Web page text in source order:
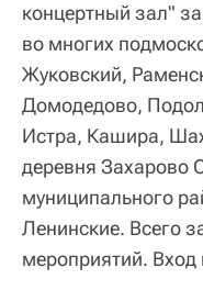
концертный зал"
во многих
Жуковский,
Домодедово,
Истра, Кашира,
деревня Захарово
муниципального
Ленинские. Всего
мероприятий.